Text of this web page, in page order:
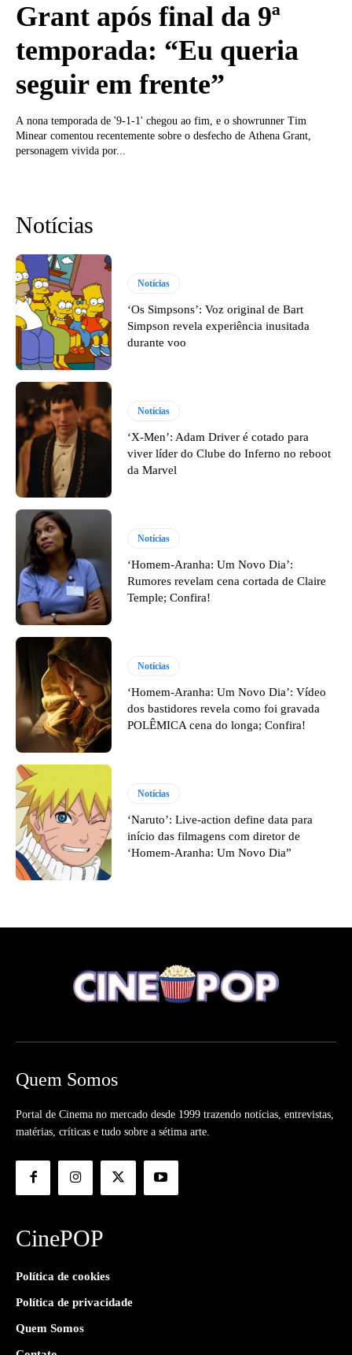
Grant após final da 9ª
temporada: “Eu queria
seguir em frente”
A nona temporada de '9-1-1' chegou ao fim, e o showrunner Tim
Minear comentou recentemente sobre o desfecho de Athena Grant,
personagem vivida por...
Notícias
Notícias
‘Os Simpsons’: Voz original de Bart
Simpson revela experiência inusitada
durante voo
Notícias
‘X-Men’: Adam Driver é cotado para
viver líder do Clube do Inferno no reboot
da Marvel
Notícias
‘Homem-Aranha: Um Novo Dia’:
Rumores revelam cena cortada de Claire
Temple; Confira!
Notícias
‘Homem-Aranha: Um Novo Dia’: Vídeo
dos bastidores revela como foi gravada
POLÊMICA cena do longa; Confira!
Notícias
‘Naruto’: Live-action define data para
início das filmagens com diretor de
‘Homem-Aranha: Um Novo Dia”
Quem Somos
Portal de Cinema no mercado desde 1999 trazendo notícias, entrevistas,
matérias, críticas e tudo sobre a sétima arte.
CinePOP
Política de cookies
Política de privacidade
Quem Somos